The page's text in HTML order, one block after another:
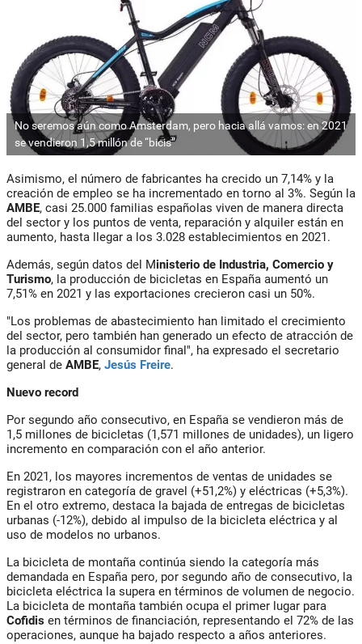
No seremos aún como Amsterdam, pero hacia allá vamos: en 2021
se vendieron 1,5 millón de “bicis”
Asimismo, el número de fabricantes ha crecido un 7,14% y la
creación de empleo se ha incrementado en torno al 3%. Según la
AMBE, casi 25.000 familias españolas viven de manera directa
del sector y los puntos de venta, reparación y alquiler están en
aumento, hasta llegar a los 3.028 establecimientos en 2021.
Además, según datos del Ministerio de Industria, Comercio y
Turismo, la producción de bicicletas en España aumentó un
7,51% en 2021 y las exportaciones crecieron casi un 50%.
"Los problemas de abastecimiento han limitado el crecimiento
del sector, pero también han generado un efecto de atracción de
la producción al consumidor final", ha expresado el secretario
general de AMBE, Jesús Freire.
Nuevo record
Por segundo año consecutivo, en España se vendieron más de
1,5 millones de bicicletas (1,571 millones de unidades), un ligero
incremento en comparación con el año anterior.
En 2021, los mayores incrementos de ventas de unidades se
registraron en categoría de gravel (+51,2%) y eléctricas (+5,3%).
En el otro extremo, destaca la bajada de entregas de bicicletas
urbanas (-12%), debido al impulso de la bicicleta eléctrica y al
uso de modelos no urbanos.
La bicicleta de montaña continúa siendo la categoría más
demandada en España pero, por segundo año de consecutivo, la
bicicleta eléctrica la supera en términos de volumen de negocio.
La bicicleta de montaña también ocupa el primer lugar para
Cofidis en términos de financiación, representando el 72% de las
operaciones, aunque ha bajado respecto a años anteriores.